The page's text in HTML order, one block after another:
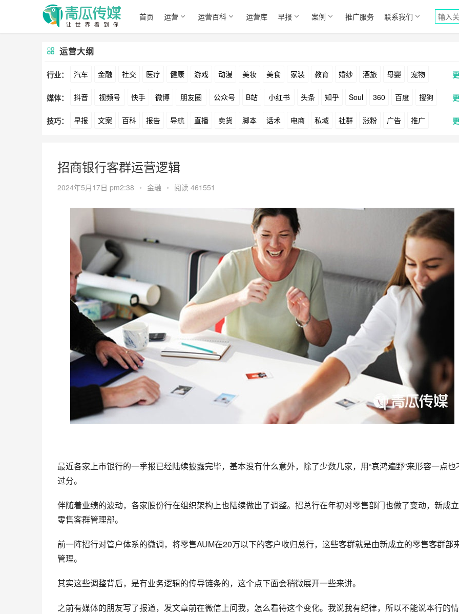
首页 运营 运营百科 运营库 早报 案例 推广服务 联系我们
运营大纲
行业： 汽车 金融 社交 医疗 健康 游戏 动漫 美妆 美食 家装 教育 婚纱 酒旅 母婴 宠物
文娱 跨境 科技 广告 元宇宙 房地产
媒体： 抖音 视频号 快手 微博 朋友圈 公众号 B站 小红书 头条 知乎 Soul 360 百度 搜狗
爱奇艺 美柚 美图 最右 神马 谷歌 Facebook Tiktok YouTube Yahoo Bing
技巧： 早报 文案 百科 报告 导航 直播 卖货 脚本 话术 电商 私域 社群 涨粉 广告 推广
招商银行客群运营逻辑
2024年5月17日 pm2:38 • 金融 • 阅读 461551
最近各家上市银行的一季报已经陆续披露完毕，基本没有什么意外，除了少数几家，用“哀鸿遍野”来形容一点也
过分。
伴随着业绩的波动，各家股份行在组织架构上也陆续做出了调整。招总行在年初对零售部门也做了变动，新成
零售客群管理部。
前一阵招行对管户体系的微调，将零售AUM在20万以下的客户收归总行，这些客群就是由新成立的零售客群部
管理。
其实这些调整背后，是有业务逻辑的传导链条的，这个点下面会稍微展开一些来讲。
之前有媒体的朋友写了报道，发文章前在微信上问我，怎么看待这个变化。我说我有纪律，所以不能说本行的情